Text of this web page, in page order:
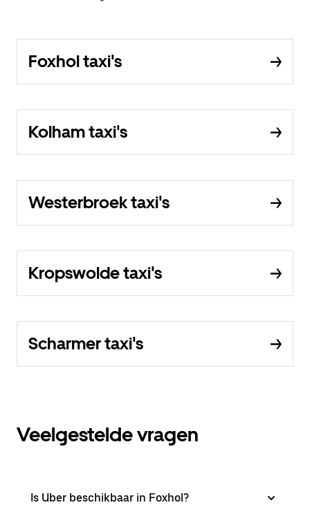
Foxhol taxi's
Kolham taxi's
Westerbroek taxi's
Kropswolde taxi's
Scharmer taxi's
Veelgestelde vragen
Is Uber beschikbaar in Foxhol?